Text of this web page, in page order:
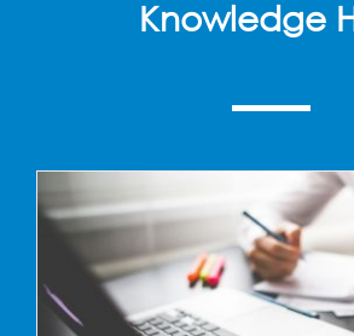
Knowledge